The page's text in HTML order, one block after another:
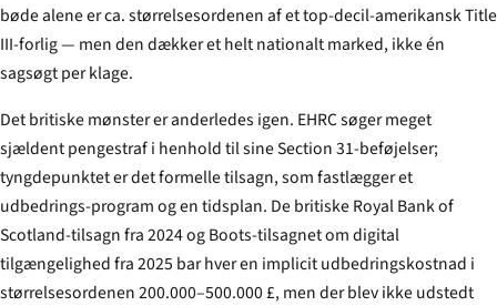
bøde alene er ca. størrelsesordenen af et top-decil-amerikansk Title
III-forlig — men den dækker et helt nationalt marked, ikke én
sagsøgt per klage.
Det britiske mønster er anderledes igen. EHRC søger meget
sjældent pengestraf i henhold til sine Section 31-beføjelser;
tyngdepunktet er det formelle tilsagn, som fastlægger et
udbedrings-program og en tidsplan. De britiske Royal Bank of
Scotland-tilsagn fra 2024 og Boots-tilsagnet om digital
tilgængelighed fra 2025 bar hver en implicit udbedringskostnad i
størrelsesordenen 200.000–500.000 £, men der blev ikke udstedt